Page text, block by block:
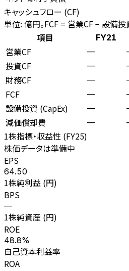
キャッシュフロー (CF)
単位: 億円。FCF = 営業CF − 設備投
項目
FY21
営業CF —
投資CF —
財務CF —
FCF —
設備投資 (CapEx) —
減価償却費 —
1株指標・収益性 (FY25)
株価データは準備中
EPS
64.50
1株純利益 (円)
BPS
—
1株純資産 (円)
ROE
48.8%
自己資本利益率
ROA